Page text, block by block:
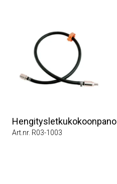
Hengitysletkukokoonpano
Art.nr. R03-1003